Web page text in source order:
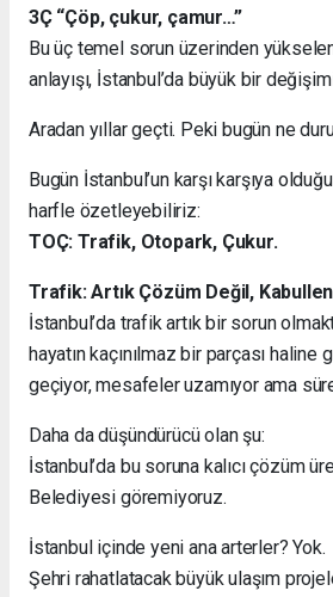
3Ç “Çöp, çukur, çamur…”
Bu üç temel sorun üzerinden
anlayışı, İstanbul’da büyük bir
Aradan yıllar geçti. Peki bugün ne
Bugün İstanbul’un karşı karşıya
harfle özetleyebiliriz:
TOÇ: Trafik, Otopark, Çukur.
Trafik: Artık Çözüm Değil,
İstanbul’da trafik artık bir sorun
hayatın kaçınılmaz bir parçası haline
geçiyor, mesafeler uzamıyor ama
Daha da düşündürücü olan şu:
İstanbul’da bu soruna kalıcı çözüm
Belediyesi göremiyoruz.
İstanbul içinde yeni ana arterler? Yok.
Şehri rahatlatacak büyük ulaşım